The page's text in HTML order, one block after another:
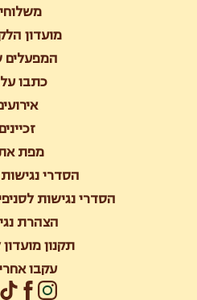
מועדון
המפעלים
כתבו
זכיינים
מפת
הסדרי
הסדרי נגישות
הצהרת
תקנון
עקבו